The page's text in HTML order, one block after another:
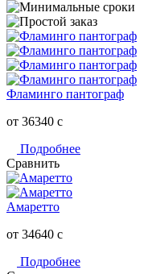
Фламинго пантограф
от 36340 c
Подробнее
Сравнить
Амаретто
от 34640 c
Подробнее